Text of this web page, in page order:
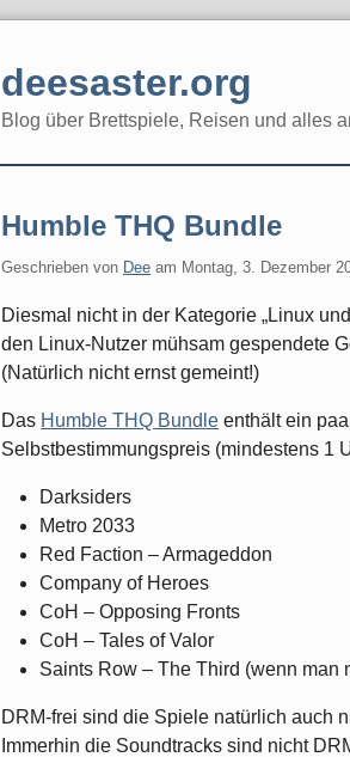
deesaster.org
Blog über Brettspiele, Reisen und alles
Humble THQ Bundle
Geschrieben von Dee am Montag, 3. Dezember
Diesmal nicht in der Kategorie „Linux
den Linux-Nutzer mühsam gespendete
(Natürlich nicht ernst gemeint!)
Das Humble THQ Bundle enthält ein
Selbstbestimmungspreis (mindestens 1
Darksiders
Metro 2033
Red Faction – Armageddon
Company of Heroes
CoH – Opposing Fronts
CoH – Tales of Valor
Saints Row – The Third (wenn man
DRM-frei sind die Spiele natürlich auch
Immerhin die Soundtracks sind nicht